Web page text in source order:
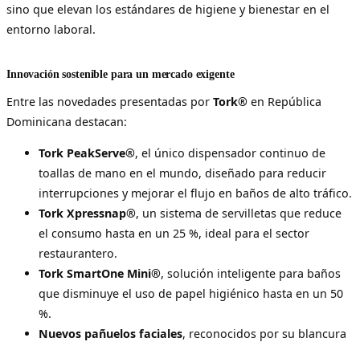
sino que elevan los estándares de higiene y bienestar en el
entorno laboral.
Innovación sostenible para un mercado exigente
Entre las novedades presentadas por Tork® en República
Dominicana destacan:
Tork PeakServe®, el único dispensador continuo de
toallas de mano en el mundo, diseñado para reducir
interrupciones y mejorar el flujo en baños de alto tráfico.
Tork Xpressnap®, un sistema de servilletas que reduce
el consumo hasta en un 25 %, ideal para el sector
restaurantero.
Tork SmartOne Mini®, solución inteligente para baños
que disminuye el uso de papel higiénico hasta en un 50
%.
Nuevos pañuelos faciales, reconocidos por su blancura